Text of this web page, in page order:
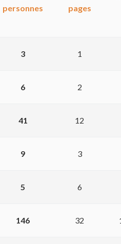
personnes
pages
3 1
6 2
41 12
9 3
5 6
146 32